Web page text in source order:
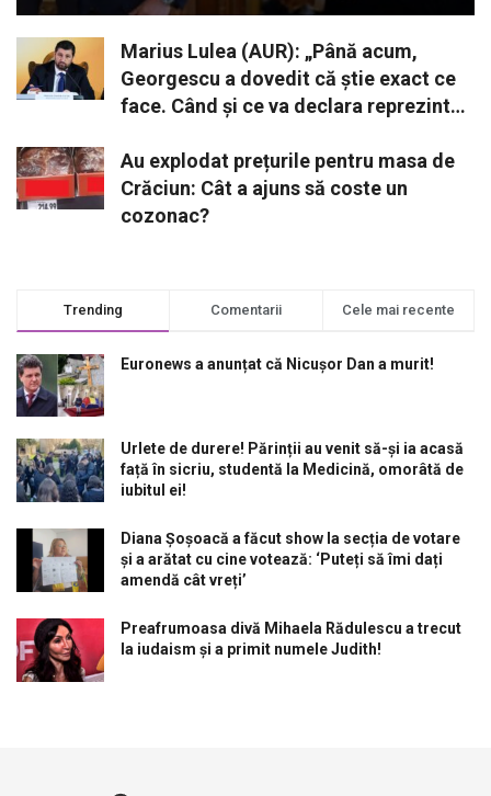
Marius Lulea (AUR): „Până acum,
Georgescu a dovedit că știe exact ce
face. Când și ce va declara reprezintă
Au explodat prețurile pentru masa de
Crăciun: Cât a ajuns să coste un
cozonac?
Trending Comentarii Cele mai recente
Euronews a anunțat că Nicușor Dan a murit!
Urlete de durere! Părinții au venit să-și ia acasă
față în sicriu, studentă la Medicină, omorâtă de
iubitul ei!
Diana Șoșoacă a făcut show la secția de votare
și a arătat cu cine votează: ‘Puteți să îmi dați
amendă cât vreți’
Preafrumoasa divă Mihaela Rădulescu a trecut
la iudaism și a primit numele Judith!